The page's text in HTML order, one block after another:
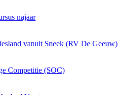
najaar
vanuit Sneek (RV De Geeuw)
Competitie (SOC)